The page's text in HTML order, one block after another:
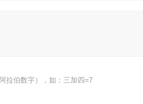
拉伯数字），如：三加四=7